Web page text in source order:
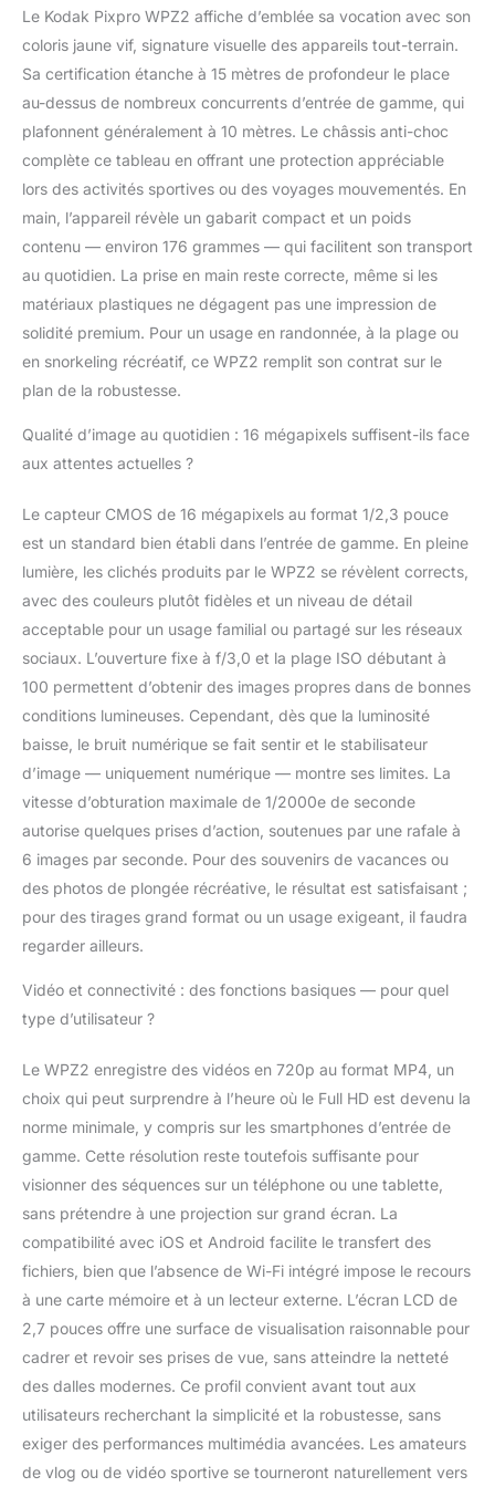
photos de haute
qualité avec une
résolution élevée ainsi
que d'enregistrer des
images par seconde
avec son écran LCD de
2,7 pouces.
ROBUSTESSE -
l'appareil dispose d'une
coque extérieure
résistante aux chocs et
aux rayures qui le
protège contre les
dommages accidentels
caoutchouc pour une
sécurisée.
FONCTIONNALITÉS -
dispose de plusieurs
fonctionnalités
intéressantes, telles
que la stabilisation
d'image numérique, la
détection de visage, la
réduction du bruit et la
capture en rafale.
FACILITÉ
D'UTILISATION - Avec
ses commandes
simples et intuitives
pour prendre des
photos et des vidéos
en toute simplicité,
l'appareil est également
une autonomie pour
Le Kodak Pixpro WPZ2 affiche d’emblée sa vocation avec son
coloris jaune vif, signature visuelle des appareils tout-terrain.
Sa certification étanche à 15 mètres de profondeur le place
au-dessus de nombreux concurrents d’entrée de gamme, qui
plafonnent généralement à 10 mètres. Le châssis anti-choc
complète ce tableau en offrant une protection appréciable
lors des activités sportives ou des voyages mouvementés. En
main, l’appareil révèle un gabarit compact et un poids
contenu — environ 176 grammes — qui facilitent son transport
au quotidien. La prise en main reste correcte, même si les
matériaux plastiques ne dégagent pas une impression de
solidité premium. Pour un usage en randonnée, à la plage ou
en snorkeling récréatif, ce WPZ2 remplit son contrat sur le
plan de la robustesse.
Qualité d’image au quotidien : 16 mégapixels suffisent-ils face
aux attentes actuelles ?
Le capteur CMOS de 16 mégapixels au format 1/2,3 pouce
est un standard bien établi dans l’entrée de gamme. En pleine
lumière, les clichés produits par le WPZ2 se révèlent corrects,
avec des couleurs plutôt fidèles et un niveau de détail
acceptable pour un usage familial ou partagé sur les réseaux
sociaux. L’ouverture fixe à f/3,0 et la plage ISO débutant à
100 permettent d’obtenir des images propres dans de bonnes
conditions lumineuses. Cependant, dès que la luminosité
baisse, le bruit numérique se fait sentir et le stabilisateur
d’image — uniquement numérique — montre ses limites. La
vitesse d’obturation maximale de 1/2000e de seconde
autorise quelques prises d’action, soutenues par une rafale à
6 images par seconde. Pour des souvenirs de vacances ou
des photos de plongée récréative, le résultat est satisfaisant ;
pour des tirages grand format ou un usage exigeant, il faudra
regarder ailleurs.
Vidéo et connectivité : des fonctions basiques — pour quel
type d’utilisateur ?
Le WPZ2 enregistre des vidéos en 720p au format MP4, un
choix qui peut surprendre à l’heure où le Full HD est devenu la
norme minimale, y compris sur les smartphones d’entrée de
gamme. Cette résolution reste toutefois suffisante pour
visionner des séquences sur un téléphone ou une tablette,
sans prétendre à une projection sur grand écran. La
compatibilité avec iOS et Android facilite le transfert des
fichiers, bien que l’absence de Wi-Fi intégré impose le recours
à une carte mémoire et à un lecteur externe. L’écran LCD de
2,7 pouces offre une surface de visualisation raisonnable pour
cadrer et revoir ses prises de vue, sans atteindre la netteté
des dalles modernes. Ce profil convient avant tout aux
utilisateurs recherchant la simplicité et la robustesse, sans
exiger des performances multimédia avancées. Les amateurs
de vlog ou de vidéo sportive se tourneront naturellement vers